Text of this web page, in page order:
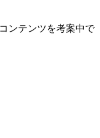
ンテンツを考案中で